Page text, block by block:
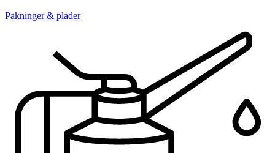
Pakninger & plader